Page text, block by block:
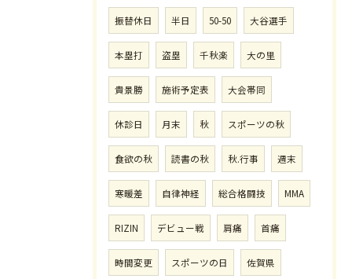
振替休日 半日 50-50 大谷選手
本塁打 盗塁 千秋楽 大の里
貴景勝 施術予定表 大会帯同
休診日 月末 秋 スポーツの秋
食欲の秋 読書の秋 秋.行事 週末
寒暖差 自律神経 総合格闘技 MMA
RIZIN デビュー戦 肩痛 首痛
時間変更 スポーツの日 佐賀県